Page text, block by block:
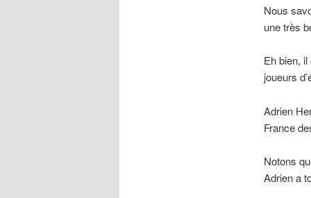
Nous
une très
Eh bien,
joueurs
Adrien
France
Notons
Adrien a